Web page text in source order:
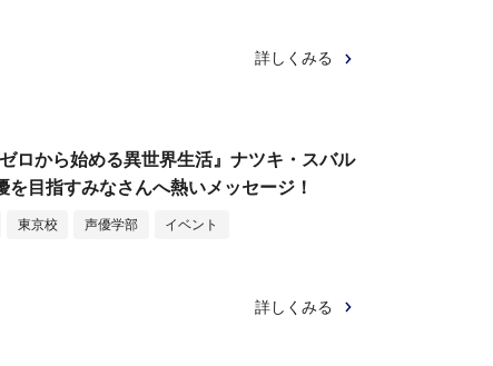
詳しくみる
ロから始める異世界生活』ナツキ・スバル
目指すみなさんへ熱いメッセージ！
東京校 声優学部 イベント
詳しくみる